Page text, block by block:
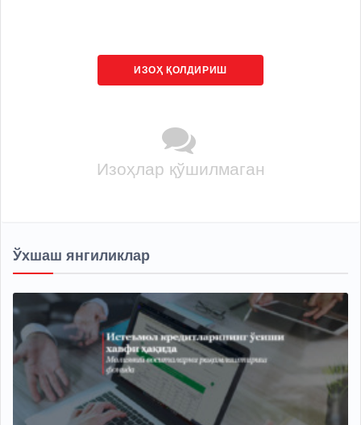
ИЗОҲ ҚОЛДИРИШ
Изоҳлар қўшилмаган
Ўхшаш янгиликлар